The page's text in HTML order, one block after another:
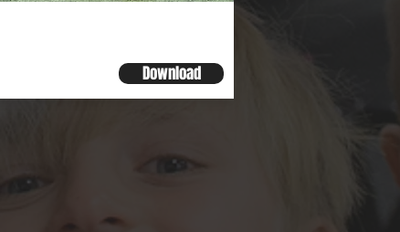
Download